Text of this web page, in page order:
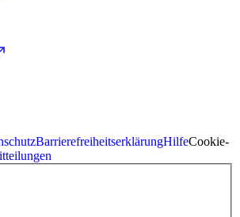
BarrierefreiheitserklärungHilfeCookie-